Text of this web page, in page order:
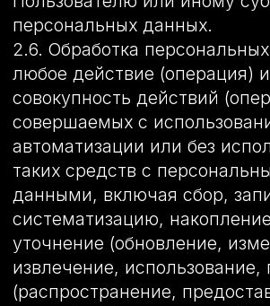
данными.
2.8. Персональные данные – любая
информация, относящаяся прямо или
косвенно к определенному или
определяемому Пользователю веб-сайта
http://оклейка-авто-пленкой.com.
2.9. Персональные данные, разрешенные
субъектом персональных данных для
распространения, - персональные
данные, доступ неограниченного круга
лиц к которым предоставлен субъектом
персональных данных путем дачи
согласия на обработку персональных
данных, разрешенных субъектом
персональных данных для
распространения в порядке,
предусмотренном Законом о
персональных данных (далее -